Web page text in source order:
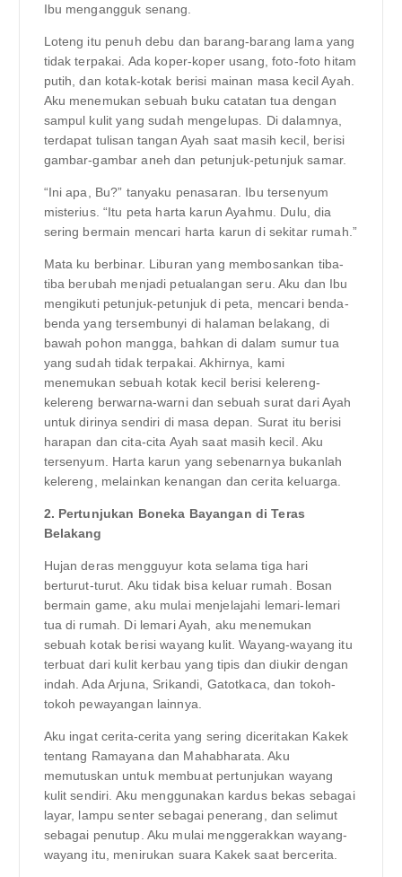
Ibu mengangguk senang.
Loteng itu penuh debu dan barang-barang lama yang
tidak terpakai. Ada koper-koper usang, foto-foto hitam
putih, dan kotak-kotak berisi mainan masa kecil Ayah.
Aku menemukan sebuah buku catatan tua dengan
sampul kulit yang sudah mengelupas. Di dalamnya,
terdapat tulisan tangan Ayah saat masih kecil, berisi
gambar-gambar aneh dan petunjuk-petunjuk samar.
“Ini apa, Bu?” tanyaku penasaran. Ibu tersenyum
misterius. “Itu peta harta karun Ayahmu. Dulu, dia
sering bermain mencari harta karun di sekitar rumah.”
Mata ku berbinar. Liburan yang membosankan tiba-
tiba berubah menjadi petualangan seru. Aku dan Ibu
mengikuti petunjuk-petunjuk di peta, mencari benda-
benda yang tersembunyi di halaman belakang, di
bawah pohon mangga, bahkan di dalam sumur tua
yang sudah tidak terpakai. Akhirnya, kami
menemukan sebuah kotak kecil berisi kelereng-
kelereng berwarna-warni dan sebuah surat dari Ayah
untuk dirinya sendiri di masa depan. Surat itu berisi
harapan dan cita-cita Ayah saat masih kecil. Aku
tersenyum. Harta karun yang sebenarnya bukanlah
kelereng, melainkan kenangan dan cerita keluarga.
2. Pertunjukan Boneka Bayangan di Teras
Belakang
Hujan deras mengguyur kota selama tiga hari
berturut-turut. Aku tidak bisa keluar rumah. Bosan
bermain game, aku mulai menjelajahi lemari-lemari
tua di rumah. Di lemari Ayah, aku menemukan
sebuah kotak berisi wayang kulit. Wayang-wayang itu
terbuat dari kulit kerbau yang tipis dan diukir dengan
indah. Ada Arjuna, Srikandi, Gatotkaca, dan tokoh-
tokoh pewayangan lainnya.
Aku ingat cerita-cerita yang sering diceritakan Kakek
tentang Ramayana dan Mahabharata. Aku
memutuskan untuk membuat pertunjukan wayang
kulit sendiri. Aku menggunakan kardus bekas sebagai
layar, lampu senter sebagai penerang, dan selimut
sebagai penutup. Aku mulai menggerakkan wayang-
wayang itu, menirukan suara Kakek saat bercerita.